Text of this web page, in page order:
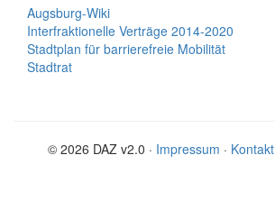
Augsburg-Wiki
Interfraktionelle Verträge 2014-2020
Stadtplan für barrierefreie Mobilität
Stadtrat
© 2026 DAZ v2.0 · Impressum · Kontakt